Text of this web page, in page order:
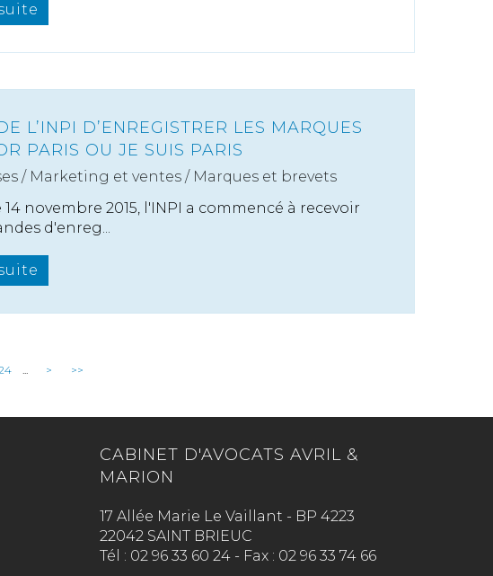
L’INPI D’ENREGISTRER LES MARQUES
PARIS OU JE SUIS PARIS
/ Marketing et ventes / Marques et brevets
14 novembre 2015, l'INPI a commencé à recevoir
d'enreg...
... > >>
CABINET D'AVOCATS AVRIL &
MARION
17 Allée Marie Le Vaillant - BP 4223
22042 SAINT BRIEUC
Tél : 02 96 33 60 24 - Fax : 02 96 33 74 66